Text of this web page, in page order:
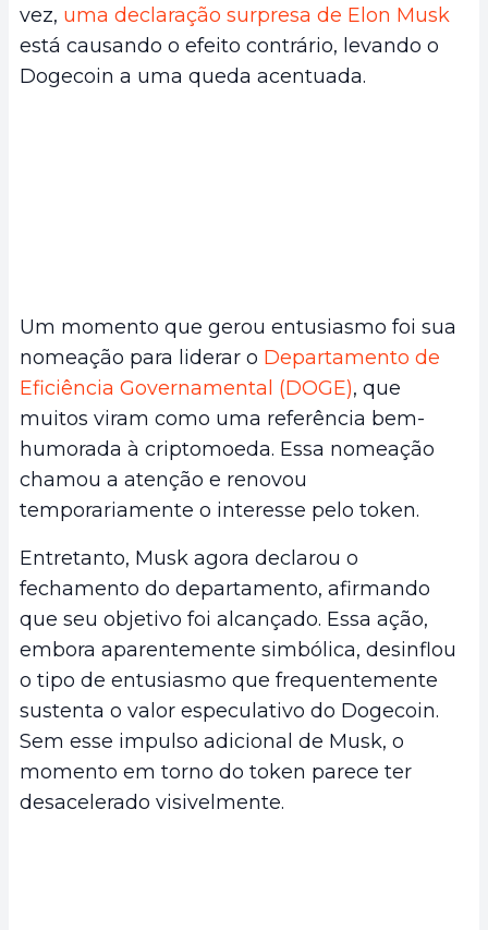
vez, uma declaração surpresa de Elon Musk
está causando o efeito contrário, levando o
Dogecoin a uma queda acentuada.
Um momento que gerou entusiasmo foi sua
nomeação para liderar o Departamento de
Eficiência Governamental (DOGE), que
muitos viram como uma referência bem-
humorada à criptomoeda. Essa nomeação
chamou a atenção e renovou
temporariamente o interesse pelo token.
Entretanto, Musk agora declarou o
fechamento do departamento, afirmando
que seu objetivo foi alcançado. Essa ação,
embora aparentemente simbólica, desinflou
o tipo de entusiasmo que frequentemente
sustenta o valor especulativo do Dogecoin.
Sem esse impulso adicional de Musk, o
momento em torno do token parece ter
desacelerado visivelmente.